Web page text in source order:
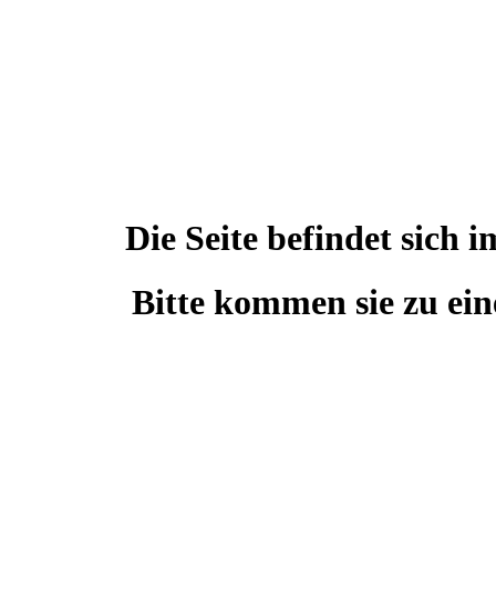
Die Seite befindet sich
Bitte kommen sie zu